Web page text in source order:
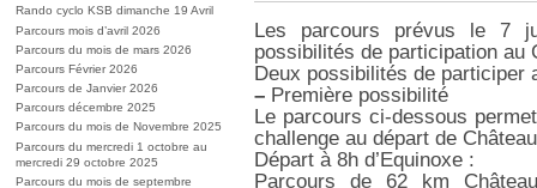
Rando cyclo KSB dimanche 19 Avril
Parcours mois d’avril 2026
Parcours du mois de mars 2026
Parcours Février 2026
Parcours de Janvier 2026
Parcours décembre 2025
Parcours du mois de Novembre 2025
Parcours du mercredi 1 octobre au
mercredi 29 octobre 2025
Parcours du mois de septembre
Les parcours prévus le 7
possibilités de participation au
Deux possibilités de participer
– Première possibilité
Le parcours ci-dessous
challenge au départ de
Départ à 8h d’Equinoxe :
Parcours de 62 km